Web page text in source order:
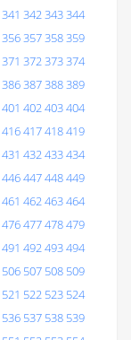
341 342343344
356357358359
371 372373374
386387388389
401 402403404
416417418419
431 432433434
446447448449
461 462463464
476477478479
491 492493494
506 507 508 509
521 522 523 524
536 537 538 539